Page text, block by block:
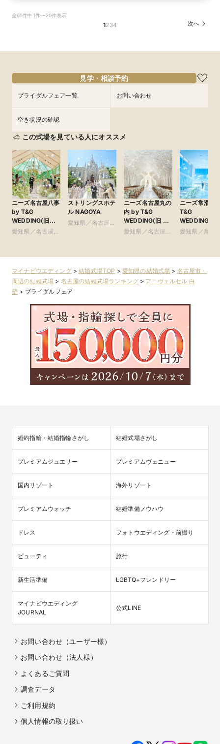
9/7
試食×ドレス見学
フェアを予約
9/7
算もイチから相談
フェアを予約
9/7
♪ペット婚相談会
フェアを予約
全61件中 1件〜20件表示
1234 次へ
見学・相談予約
ブライダルフェア一覧 お問い合わせ
空き状況の確認
この式場を見ている人にオススメ
ニーズ名古屋八事
by T&G
WEDDING(旧
アーヴェリール迎
愛知県／名古屋
ストリングスホテ
ル NAGOYA
愛知県／名古屋
ニーズ名古屋丸の
内 by T&G
WEDDING(旧 ト
リフォーリア
愛知県／名古屋
ニーズ常滑 by
T&G
WEDDING(旧
ルモニーヴィ
愛知県／尾張
マイナビウエディング>結婚式場TOP > 愛知県の結婚式場 > 名古屋市・
周辺の結婚式場 > 名古屋の結婚式場ランキング> アニヴェルセル 白
壁 > ブライダルフェア
婚約指輪・結婚指輪さがし 結婚式場さがし
プレミアムジュエリー プレミアムヴェニュー
国内リゾート 海外リゾート
プレミアムウォッチ 結婚準備ノウハウ
ドレス フォトウエディング・前撮り
ビューティ 旅行
新生活準備 LGBTQ+フレンドリー
マイナビウエディング
JOURNAL
公式LINE
お問い合わせ（ユーザー様）
お問い合わせ（法人様）
よくあるご質問
調査データ
ご利用規約
個人情報の取り扱い